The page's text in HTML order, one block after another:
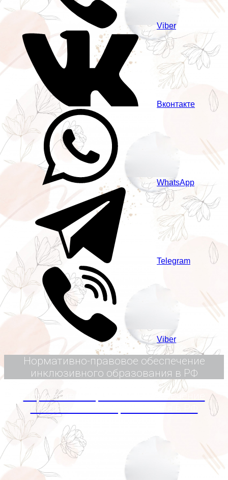
Viber
Вконтакте
WhatsApp
Telegram
Viber
Нормативно-правовое обеспечение
инклюзивного образования в РФ
Нормативно-правовое обеспечение
инклюзивного образования в РФ